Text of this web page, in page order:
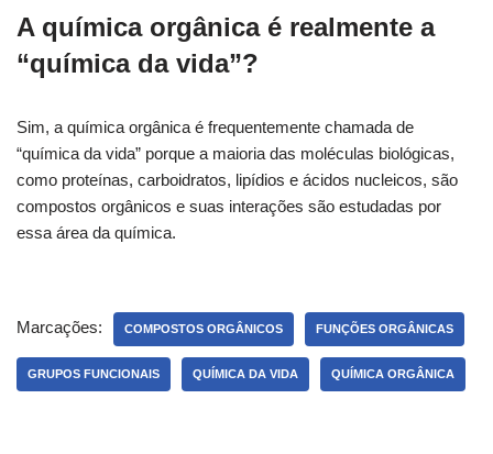
A química orgânica é realmente a
“química da vida”?
Sim, a química orgânica é frequentemente chamada de
“química da vida” porque a maioria das moléculas biológicas,
como proteínas, carboidratos, lipídios e ácidos nucleicos, são
compostos orgânicos e suas interações são estudadas por
essa área da química.
Marcações: COMPOSTOS ORGÂNICOS FUNÇÕES ORGÂNICAS
GRUPOS FUNCIONAIS QUÍMICA DA VIDA QUÍMICA ORGÂNICA